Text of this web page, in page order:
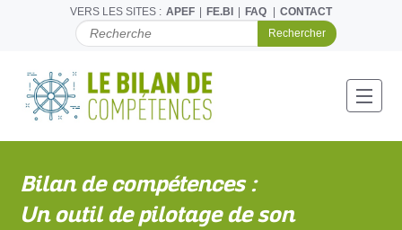
VERS LES SITES : APEF FE.BI FAQ CONTACT
C
E
C
H
A
R
Bilan de compétences :
Un outil de pilotage de son